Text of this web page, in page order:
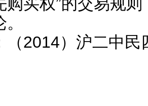
（2014）沪二中